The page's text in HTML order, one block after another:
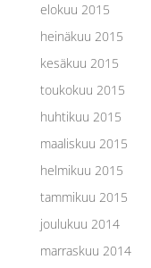
elokuu 2015
heinäkuu 2015
kesäkuu 2015
toukokuu 2015
huhtikuu 2015
maaliskuu 2015
helmikuu 2015
tammikuu 2015
joulukuu 2014
marraskuu 2014